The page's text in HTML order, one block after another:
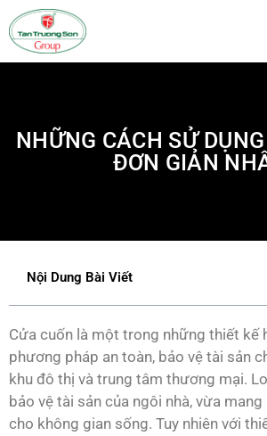
NHỮNG CÁCH SỬ
ĐƠN GIẢN
Nội Dung Bài Viết
Cửa cuốn là một trong những thiết kế
phương pháp an toàn, bảo vệ tài sản
khu đô thị và trung tâm thương mại.
bảo vệ tài sản của ngôi nhà, vừa
cho không gian sống. Tuy nhiên với